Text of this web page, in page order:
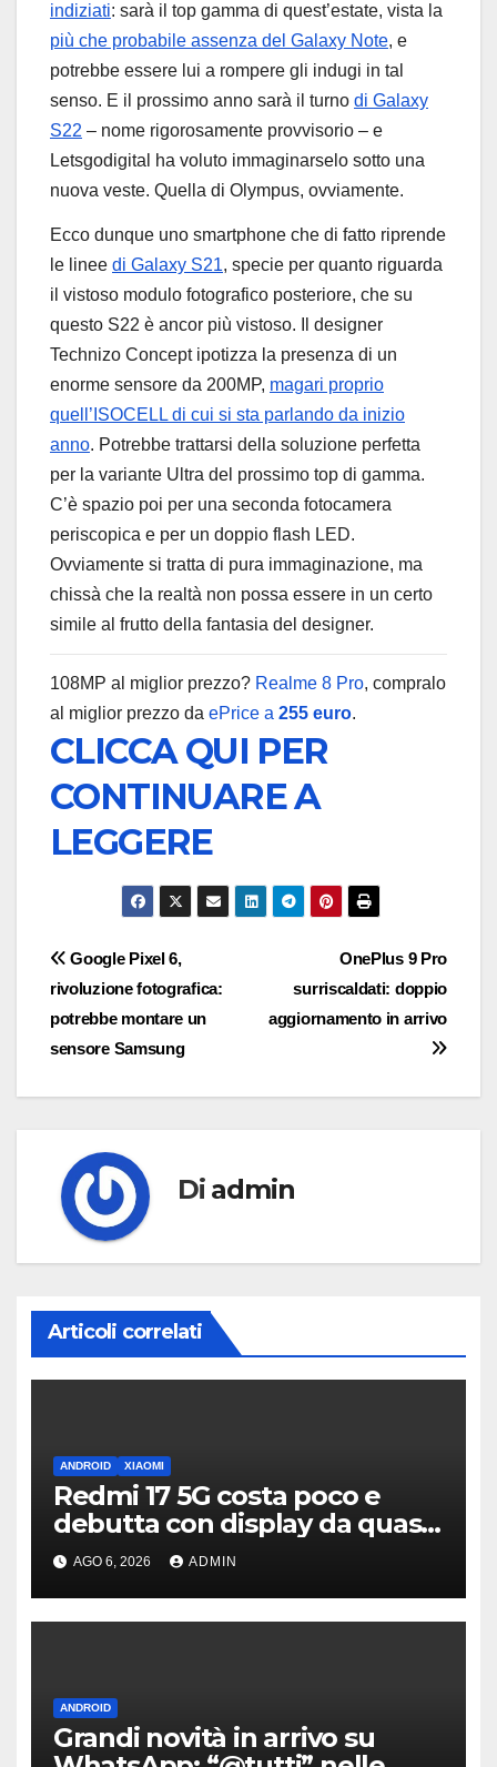
indiziati: sarà il top gamma di quest’estate, vista la
più che probabile assenza del Galaxy Note, e
potrebbe essere lui a rompere gli indugi in tal
senso. E il prossimo anno sarà il turno di Galaxy
S22 – nome rigorosamente provvisorio – e
Letsgodigital ha voluto immaginarselo sotto una
nuova veste. Quella di Olympus, ovviamente.
Ecco dunque uno smartphone che di fatto riprende
le linee di Galaxy S21, specie per quanto riguarda
il vistoso modulo fotografico posteriore, che su
questo S22 è ancor più vistoso. Il designer
Technizo Concept ipotizza la presenza di un
enorme sensore da 200MP, magari proprio
quell’ISOCELL di cui si sta parlando da inizio
anno. Potrebbe trattarsi della soluzione perfetta
per la variante Ultra del prossimo top di gamma.
C’è spazio poi per una seconda fotocamera
periscopica e per un doppio flash LED.
Ovviamente si tratta di pura immaginazione, ma
chissà che la realtà non possa essere in un certo
simile al frutto della fantasia del designer.
108MP al miglior prezzo? Realme 8 Pro, compralo
al miglior prezzo da ePrice a 255 euro.
CLICCA QUI PER
CONTINUARE A
LEGGERE
Navigazione
articoli
OnePlus 9 Pro
surriscaldati: doppio
aggiornamento in arrivo
Google Pixel 6,
rivoluzione fotografica:
potrebbe montare un
sensore Samsung
Di admin
Articoli correlati
ANDROID XIAOMI
Redmi 17 5G costa poco e
debutta con display da quasi
7 pollici e batteria enorme
AGO 6, 2026 ADMIN
ANDROID
Grandi novità in arrivo su